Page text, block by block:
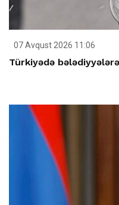
07 Avqust 2026 11:06
Türkiyədə